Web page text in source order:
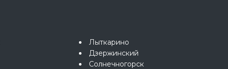
Лыткарино
Дзержинский
Солнечногорск